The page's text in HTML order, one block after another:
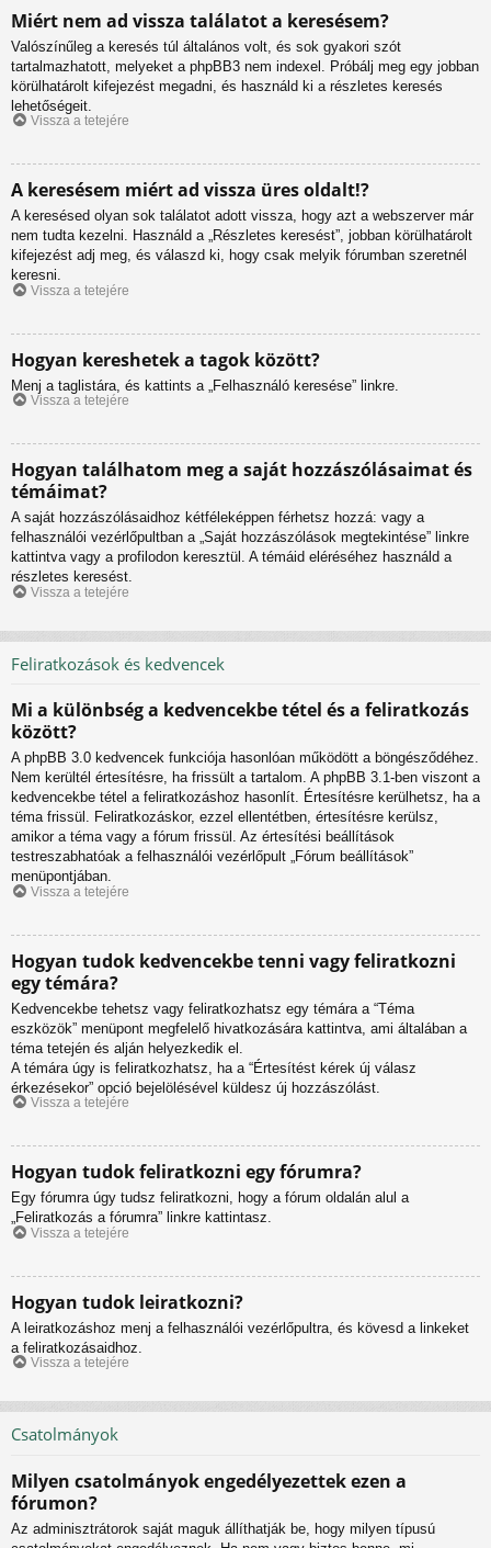
Miért nem ad vissza találatot a keresésem?
Valószínűleg a keresés túl általános volt, és sok gyakori szót
tartalmazhatott, melyeket a phpBB3 nem indexel. Próbálj meg egy jobban
körülhatárolt kifejezést megadni, és használd ki a részletes keresés
lehetőségeit.
Vissza a tetejére
A keresésem miért ad vissza üres oldalt!?
A keresésed olyan sok találatot adott vissza, hogy azt a webszerver már
nem tudta kezelni. Használd a „Részletes keresést”, jobban körülhatárolt
kifejezést adj meg, és válaszd ki, hogy csak melyik fórumban szeretnél
keresni.
Vissza a tetejére
Hogyan kereshetek a tagok között?
Menj a taglistára, és kattints a „Felhasználó keresése” linkre.
Vissza a tetejére
Hogyan találhatom meg a saját hozzászólásaimat és
témáimat?
A saját hozzászólásaidhoz kétféleképpen férhetsz hozzá: vagy a
felhasználói vezérlőpultban a „Saját hozzászólások megtekintése” linkre
kattintva vagy a profilodon keresztül. A témáid eléréséhez használd a
részletes keresést.
Vissza a tetejére
Feliratkozások és kedvencek
Mi a különbség a kedvencekbe tétel és a feliratkozás
között?
A phpBB 3.0 kedvencek funkciója hasonlóan működött a böngésződéhez.
Nem kerültél értesítésre, ha frissült a tartalom. A phpBB 3.1-ben viszont a
kedvencekbe tétel a feliratkozáshoz hasonlít. Értesítésre kerülhetsz, ha a
téma frissül. Feliratkozáskor, ezzel ellentétben, értesítésre kerülsz,
amikor a téma vagy a fórum frissül. Az értesítési beállítások
testreszabhatóak a felhasználói vezérlőpult „Fórum beállítások”
menüpontjában.
Vissza a tetejére
Hogyan tudok kedvencekbe tenni vagy feliratkozni
egy témára?
Kedvencekbe tehetsz vagy feliratkozhatsz egy témára a “Téma
eszközök” menüpont megfelelő hivatkozására kattintva, ami általában a
téma tetején és alján helyezkedik el.
A témára úgy is feliratkozhatsz, ha a “Értesítést kérek új válasz
érkezésekor” opció bejelölésével küldesz új hozzászólást.
Vissza a tetejére
Hogyan tudok feliratkozni egy fórumra?
Egy fórumra úgy tudsz feliratkozni, hogy a fórum oldalán alul a
„Feliratkozás a fórumra” linkre kattintasz.
Vissza a tetejére
Hogyan tudok leiratkozni?
A leiratkozáshoz menj a felhasználói vezérlőpultra, és kövesd a linkeket
a feliratkozásaidhoz.
Vissza a tetejére
Csatolmányok
Milyen csatolmányok engedélyezettek ezen a
fórumon?
Az adminisztrátorok saját maguk állíthatják be, hogy milyen típusú